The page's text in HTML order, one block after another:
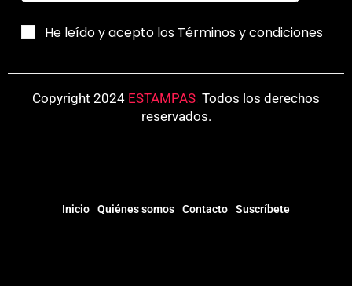
He leído y acepto los Términos y condiciones
Copyright 2024 ESTAMPAS Todos los derechos
reservados.
Inicio Quiénes somos Contacto Suscríbete